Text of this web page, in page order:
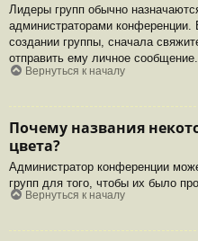
Лидеры групп обычно
администраторами конференции.
создании группы, сначала
отправить ему личное сообщение.
Вернуться к началу
Почему названия
цвета?
Администратор конференции
групп для того, чтобы их было
Вернуться к началу